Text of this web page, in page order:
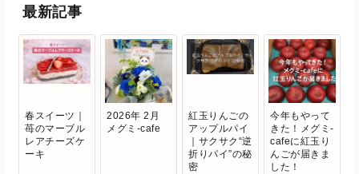
最新記事
春スイーツ｜
苺のマーブル
レアチーズケ
ーキ
2026年 2月
メグミ-cafe
紅玉りんごの
アップルパイ
｜サクサク“逆
折りパイ”の秘
密
今年もやって
きた！メグミ-
cafeに紅玉り
んごが届きま
した！